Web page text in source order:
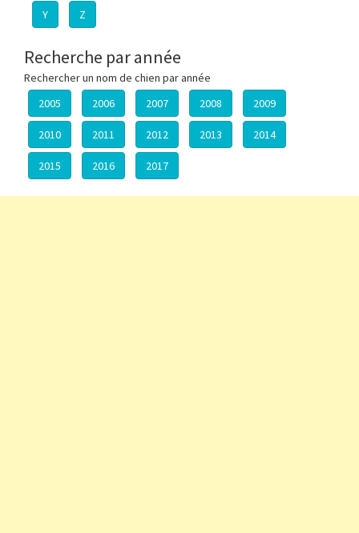
Y Z
Recherche par année
Rechercher un nom de chien par année
2005
2006 2007 2008 2009
2010 2011 2012 2013 2014
2015 2016 2017